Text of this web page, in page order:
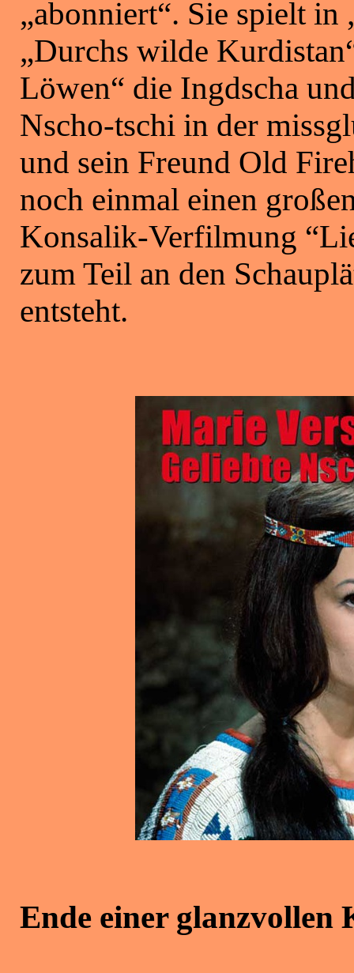
„abonniert“. Sie spielt in
„Durchs wilde
Löwen“ die Ingdscha
Nscho-tschi in der
und sein Freund Old
noch einmal einen
Konsalik-Verfilmung
zum Teil an den
entsteht.
Ende einer glanzvollen